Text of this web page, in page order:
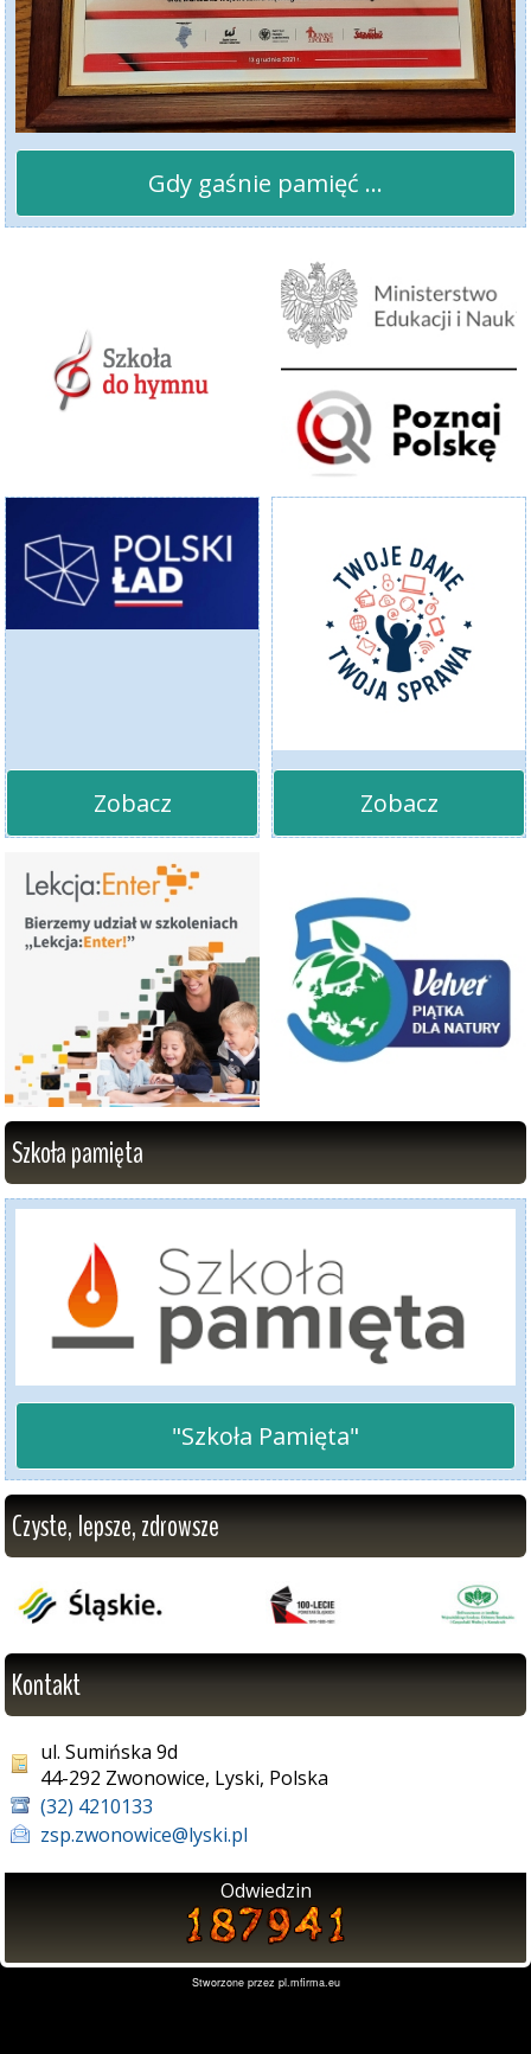
Gdy gaśnie pamięć ...
Zobacz Zobacz
Szkoła pamięta
"Szkoła Pamięta"
Czyste, lepsze, zdrowsze
Kontakt
ul. Sumińska 9d
44-292 Zwonowice, Lyski, Polska
(32) 4210133
zsp.zwonowice@lyski.pl
Odwiedzin
Stworzone przez pl.mfirma.eu